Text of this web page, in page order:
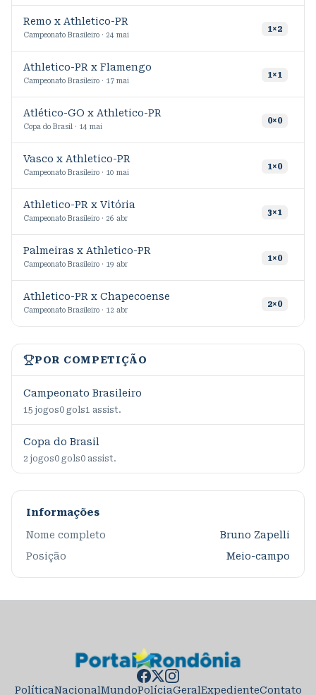
Remo x Athletico-PR
Campeonato Brasileiro · 24 mai
1×2
Athletico-PR x Flamengo
Campeonato Brasileiro · 17 mai
1×1
Atlético-GO x Athletico-PR
Copa do Brasil · 14 mai
0×0
Vasco x Athletico-PR
Campeonato Brasileiro · 10 mai
1×0
Athletico-PR x Vitória
Campeonato Brasileiro · 26 abr
3×1
Palmeiras x Athletico-PR
Campeonato Brasileiro · 19 abr
1×0
Athletico-PR x Chapecoense
Campeonato Brasileiro · 12 abr
2×0
POR COMPETIÇÃO
Campeonato Brasileiro
15 jogos0 gols1 assist.
Copa do Brasil
2 jogos0 gols0 assist.
Informações
Nome completo
Bruno Zapelli
Posição
Meio-campo
PolíticaNacionalMundoPolíciaGeralExpedienteContato